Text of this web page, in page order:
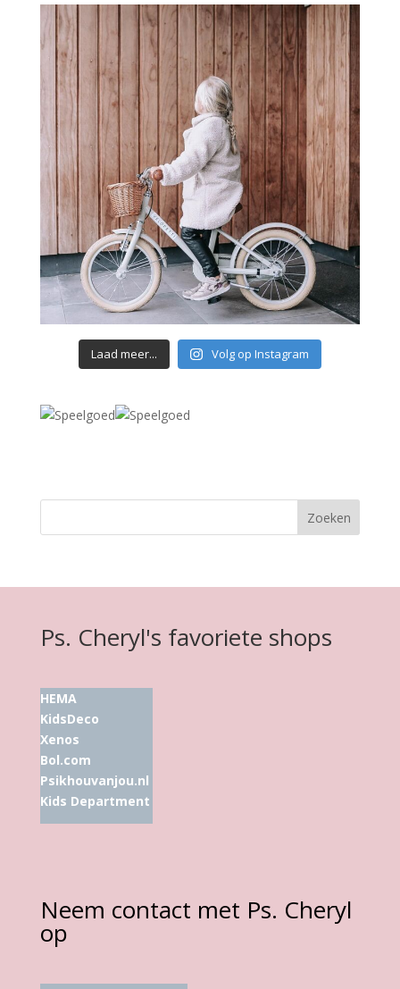
Laad meer... Volg op Instagram
Ps. Cheryl's favoriete shops
HEMA
KidsDeco
Xenos
Bol.com
Psikhouvanjou.nl
Kids Department
Neem contact met Ps. Cheryl
op